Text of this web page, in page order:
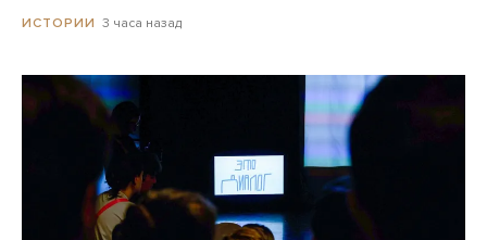
ИСТОРИИ 3 часа назад